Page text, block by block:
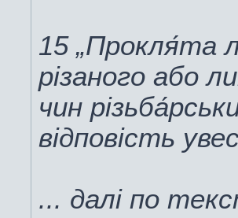
15 „Прокля́та
різаного або
чин
відповість
... далі по